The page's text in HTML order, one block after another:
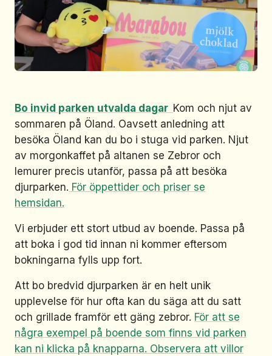
Bo invid parken utvalda dagar Kom och njut av
sommaren på Öland. Oavsett anledning att
besöka Öland kan du bo i stuga vid parken. Njut
av morgonkaffet på altanen se Zebror och
lemurer precis utanför, passa på att besöka
djurparken. För öppettider och priser se
hemsidan.
Vi erbjuder ett stort utbud av boende. Passa på
att boka i god tid innan ni kommer eftersom
bokningarna fylls upp fort.
Att bo bredvid djurparken är en helt unik
upplevelse för hur ofta kan du säga att du satt
och grillade framför ett gäng zebror. För att se
några exempel på boende som finns vid parken
kan ni klicka på knapparna. Observera att villor